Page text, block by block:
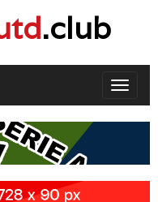
.club
Toggle